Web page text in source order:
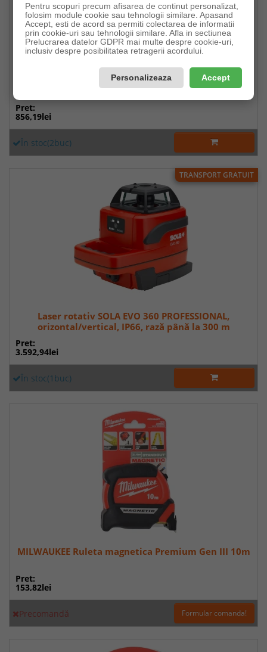
Laser în cruce SOLA X2 GREEN PROFESSIONAL, REAL
GREEN, 30 m (80 m cu receptor), IP54
Pret:
856,19lei
În stoc(2buc)
TRANSPORT GRATUIT
Laser rotativ SOLA EVO 360 PROFESSIONAL,
orizontal/vertical, IP66, rază până la 300 m
Pret:
3.592,94lei
În stoc(1buc)
MILWAUKEE Ruleta magnetica Premium Gen III 10m
Pret:
153,82lei
Precomandă Formular comanda!
Pentru scopuri precum afisarea de continut personalizat,
folosim module cookie sau tehnologii similare. Apasand
Accept, esti de acord sa permiti colectarea de informatii
prin cookie-uri sau tehnologii similare. Afla in sectiunea
Prelucrarea datelor GDPR mai multe despre cookie-uri,
inclusiv despre posibilitatea retragerii acordului.
Personalizeaza Accept